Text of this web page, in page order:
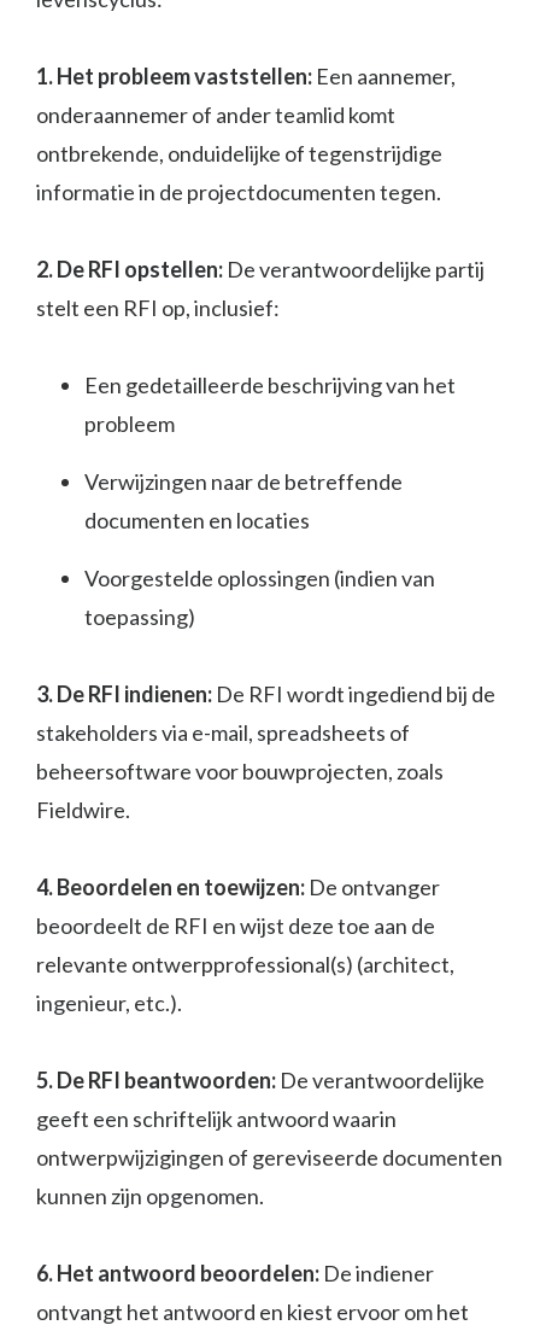
1. Het probleem vaststellen: Een aannemer,
onderaannemer of ander teamlid komt
ontbrekende, onduidelijke of tegenstrijdige
informatie in de projectdocumenten tegen.
2. De RFI opstellen: De verantwoordelijke partij
stelt een RFI op, inclusief:
Een gedetailleerde beschrijving van het
probleem
Verwijzingen naar de betreffende
documenten en locaties
Voorgestelde oplossingen (indien van
toepassing)
3. De RFI indienen: De RFI wordt ingediend bij de
stakeholders via e-mail, spreadsheets of
beheersoftware voor bouwprojecten, zoals
Fieldwire.
4. Beoordelen en toewijzen: De ontvanger
beoordeelt de RFI en wijst deze toe aan de
relevante ontwerpprofessional(s) (architect,
ingenieur, etc.).
5. De RFI beantwoorden: De verantwoordelijke
geeft een schriftelijk antwoord waarin
ontwerpwijzigingen of gereviseerde documenten
kunnen zijn opgenomen.
6. Het antwoord beoordelen: De indiener
ontvangt het antwoord en kiest ervoor om het